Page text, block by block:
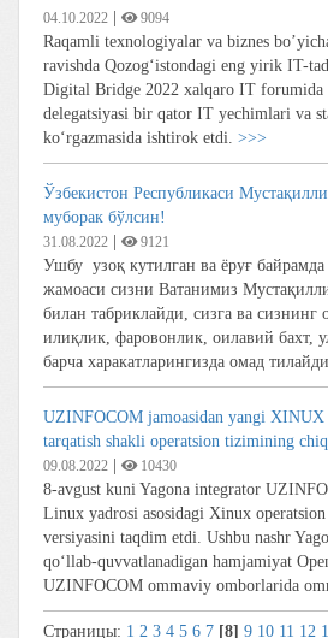
04.10.2022 9094
Raqamli texnologiyalar va biznes
ravishda Qozog‘istondagi eng yirik IT-
Digital Bridge 2022 xalqaro IT forumida
delegatsiyasi bir qator IT yechimlari va
ko‘rgazmasida ishtirok etdi. >>>
Ўзбекистон Республикаси
муборак бўлсин!
31.08.2022 9121
Ушбу узоқ кутилган ва ёруғ
жамоаси сизни Ватанимиз
билан табриклайди, сизга ва сизнинг
илиқлик, фаровонлик, оилавий бахт,
барча харакатларингизда омад
UZINFOCOM jamoasidan yangi XINUX
tarqatish shakli operatsion tizimining
09.08.2022 10430
8-avgust kuni Yagona integrator
Linux yadrosi asosidagi Xinux
versiyasini taqdim etdi. Ushbu nashr
qoʻllab-quvvatlanadigan hamjamiyat
UZINFOCOM ommaviy omborlarida
Страницы: 1 2 3 4 5 6 7 [8] 9 10 11 12